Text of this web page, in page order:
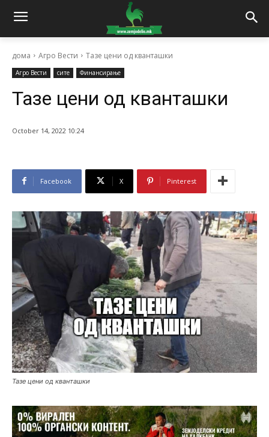
дома Агро Вести Тазе цени од кванташки
Агро Вести сите Финансирање
Тазе цени од кванташки
October 14, 2022 10:24
Facebook X Pinterest
Тазе цени од кванташки